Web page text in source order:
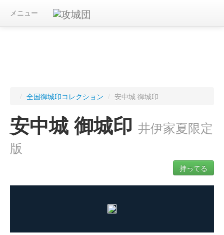
メニュー
/ 全国御城印コレクション / 安中城 御城印
安中城 御城印 井伊家夏限定
版
持ってる